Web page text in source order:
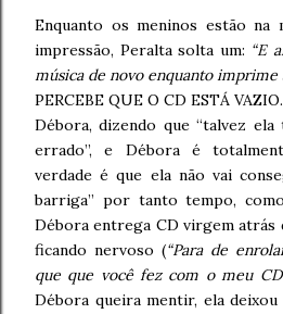
Enquanto os meninos estão na
impressão, Peralta solta um: “E
música de novo enquanto imprime
PERCEBE QUE O CD ESTÁ
Débora, dizendo que “talvez
errado”, e Débora é
verdade é que ela não vai
barriga” por tanto tempo,
Débora entrega CD virgem atrás
ficando nervoso (“Para de
que que você fez com o meu CD
Débora queira mentir, ela